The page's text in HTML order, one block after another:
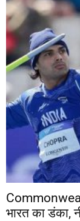
भारत का डंका,